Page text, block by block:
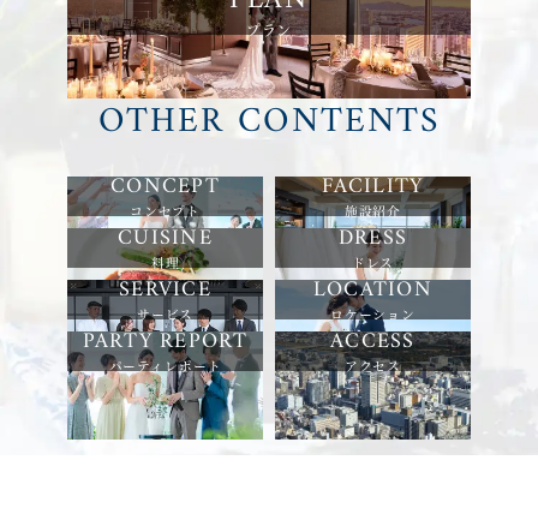
プラン
OTHER CONTENTS
コンセプト 施設紹介
料理 ドレス
サービス ロケーション
パーティレポート アクセス